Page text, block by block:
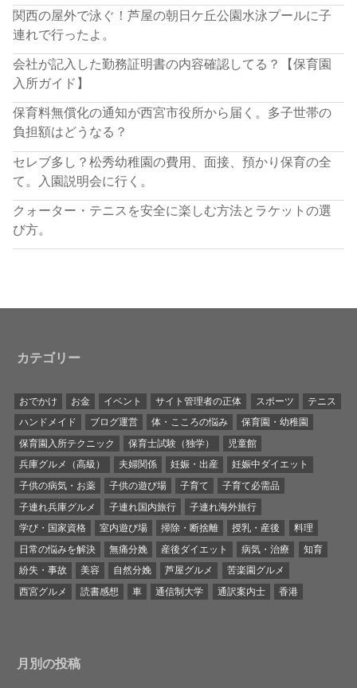
関西の屋外で泳ぐ！芦屋の朝日ケ丘公園水泳プールに子
連れで行ったよ。
会社が記入した勤務証明書の内容確認してる？【保育園
入所ガイド】
保育料無償化の通知が西宮市役所から届く。多子世帯の
負担額はどうなる？
セレブ多し？松秀幼稚園の費用、面接、預かり保育の全
て。入園説明会に行く。
クォーター・テニスを安全に楽しむ方法とラケットの選
び方。
カテゴリー
おでかけ お金 イベント サイト管理者の正体 スポーツ
テニス
ハンドメイド
ブログ運営 体・こころの悩み
保育園・幼稚園
保育園入所テクニック
保育士試験（独学）
児童館
兵庫グルメ（高級）
夫婦関係 妊娠・出産
妊娠中ダイエット
子供の病気・お薬
子供の遊び場 子育て
子育て必需品
子連れ兵庫グルメ
子連れ国内旅行
子連れ海外旅行
学び・国家資格
室内遊び場 掃除・断捨離 授乳・産後
料理
日常の悩みを解決
無痛分娩 産後ダイエット 病気・治療
知育
紛失・事故
美容 自然分娩 芦屋グルメ
苦楽園グルメ
西宮グルメ
読書感想 車 通信制大学 通訳案内士 香港
月別の投稿